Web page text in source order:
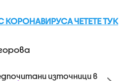
КОРОНАВИРУСА ЧЕТЕТЕ ТУК
източници в